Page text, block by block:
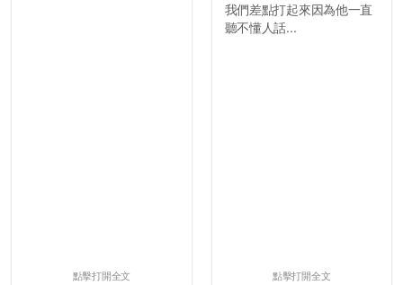
點擊打開全文
我們差點打起來因為他一直
聽不懂人話...
點擊打開全文